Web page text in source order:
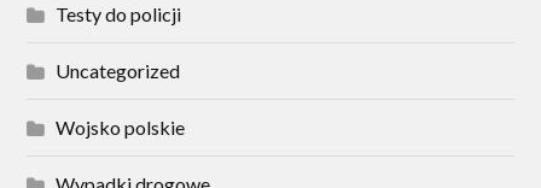
Testy do policji
Uncategorized
Wojsko polskie